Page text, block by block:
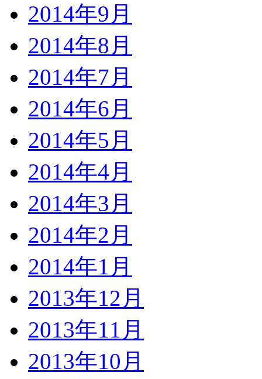
2014年9月
2014年8月
2014年7月
2014年6月
2014年5月
2014年4月
2014年3月
2014年2月
2014年1月
2013年12月
2013年11月
2013年10月